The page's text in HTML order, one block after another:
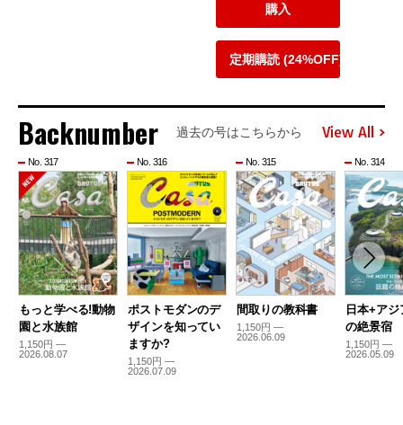
購入
定期購読 (24%OFF)
Backnumber 過去の号はこちらから View All
No. 317
もっと学べる!動物
園と水族館
1,150円 —
2026.08.07
No. 316
ポストモダンのデ
ザインを知ってい
ますか?
1,150円 —
2026.07.09
No. 315
間取りの教科書
1,150円 —
2026.06.09
No. 314
日本+アジ
の絶景宿
1,150円 —
2026.05.09